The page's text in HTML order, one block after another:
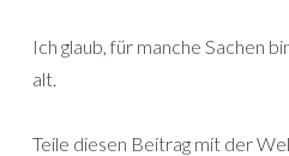
Ich glaub, für manche Sachen
alt.
Teile diesen Beitrag mit der